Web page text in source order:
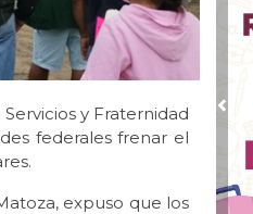
y Fraternidad
federales frenar el
expuso que los